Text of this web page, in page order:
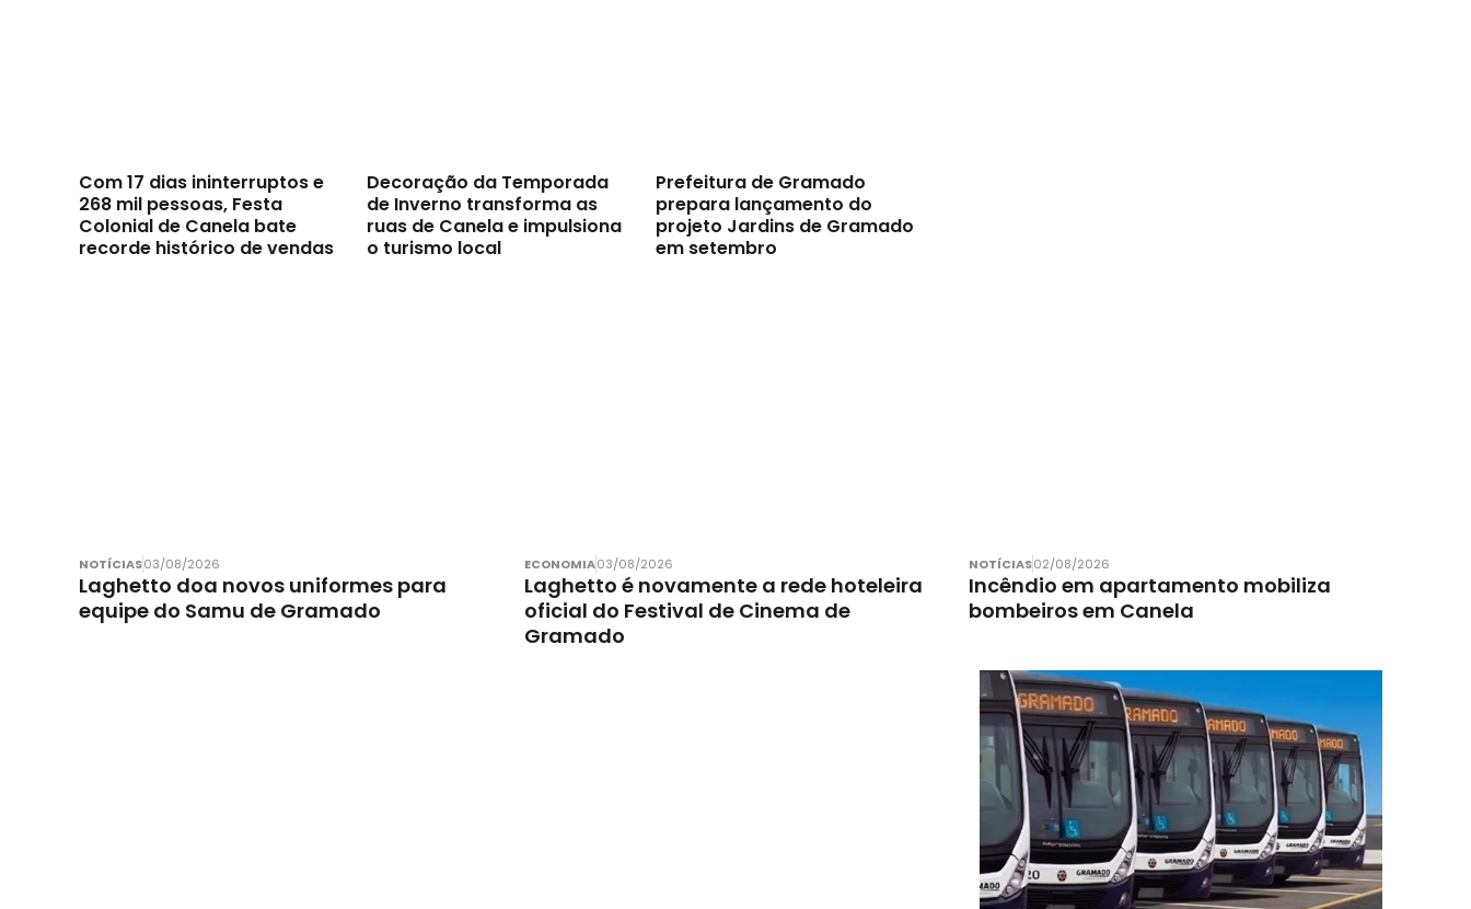
Com 17 dias ininterruptos e
268 mil pessoas, Festa
Colonial de Canela bate
recorde histórico de vendas
Decoração da Temporada
de Inverno transforma as
ruas de Canela e impulsiona
o turismo local
Prefeitura de Gramado
prepara lançamento do
projeto Jardins de Gramado
em setembro
NOTÍCIAS03/08/2026
Laghetto doa novos uniformes para
equipe do Samu de Gramado
ECONOMIA03/08/2026
Laghetto é novamente a rede hoteleira
oficial do Festival de Cinema de
Gramado
NOTÍCIAS02/08/2026
Incêndio em apartamento mobiliza
bombeiros em Canela